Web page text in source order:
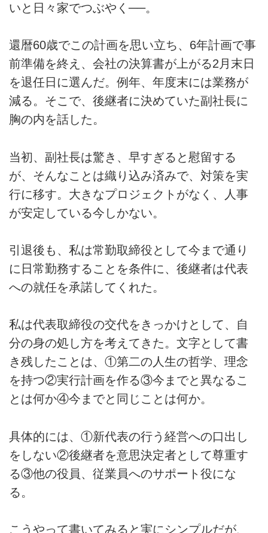
いと日々家でつぶやく──。
還暦60歳でこの計画を思い立ち、6年計画で事
前準備を終え、会社の決算書が上がる2月末日
を退任日に選んだ。例年、年度末には業務が
減る。そこで、後継者に決めていた副社長に
胸の内を話した。
当初、副社長は驚き、早すぎると慰留する
が、そんなことは織り込み済みで、対策を実
行に移す。大きなプロジェクトがなく、人事
が安定している今しかない。
引退後も、私は常勤取締役として今まで通り
に日常勤務することを条件に、後継者は代表
への就任を承諾してくれた。
私は代表取締役の交代をきっかけとして、自
分の身の処し方を考えてきた。文字として書
き残したことは、①第二の人生の哲学、理念
を持つ②実行計画を作る③今までと異なるこ
とは何か④今までと同じことは何か。
具体的には、①新代表の行う経営への口出し
をしない②後継者を意思決定者として尊重す
る③他の役員、従業員へのサポート役にな
る。
こうやって書いてみると実にシンプルだが、